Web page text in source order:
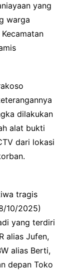
yang
warga
dilakukan
alat bukti
dari lokasi
tragis
10/2025)
yang terdiri
alias Jufen,
alias Berti,
depan Toko